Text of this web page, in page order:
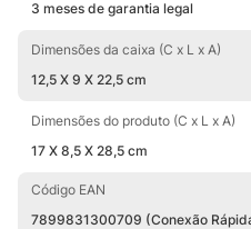
realizar a compra.
3 meses de garantia legal
Dimensões da caixa (C x L x A)
12,5 X 9 X 22,5 cm
Dimensões do produto (C x L x A)
17 X 8,5 X 28,5 cm
Código EAN
7899831300709 (Conexão